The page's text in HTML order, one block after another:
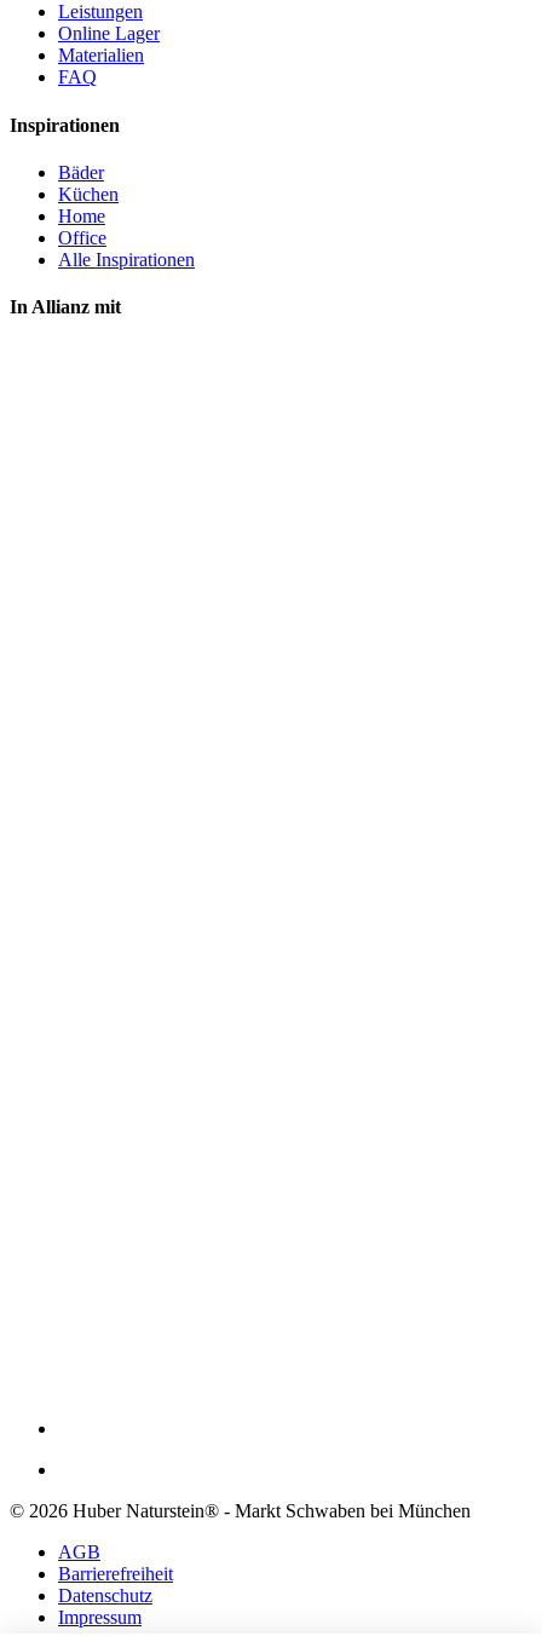
Leistungen
Online Lager
Materialien
FAQ
Inspirationen
Bäder
Küchen
Home
Office
Alle Inspirationen
In Allianz mit
© 2026 Huber Naturstein® - Markt Schwaben bei München
AGB
Barrierefreiheit
Datenschutz
Impressum